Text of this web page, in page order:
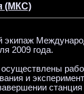
(МКС)
2009 года.
и